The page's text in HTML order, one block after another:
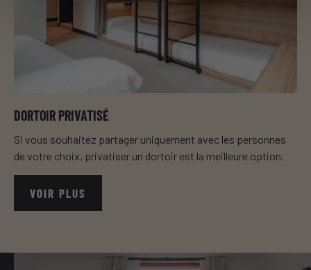
DORTOIR PRIVATISÉ
Si vous souhaitez partager uniquement avec les personnes
de votre choix, privatiser un dortoir est la meilleure option.
VOIR PLUS